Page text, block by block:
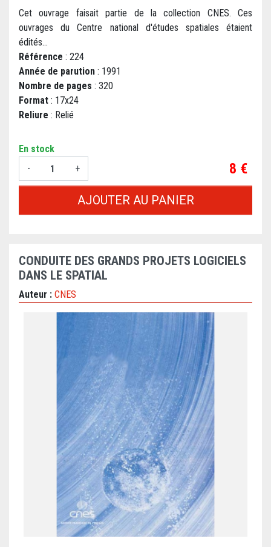
Cet ouvrage faisait partie de la collection CNES. Ces
ouvrages du Centre national d'études spatiales étaient
édités...
Référence : 224
Année de parution : 1991
Nombre de pages : 320
Format : 17x24
Reliure : Relié
En stock
-
+ Prix
8 €
AJOUTER AU PANIER
CONDUITE DES GRANDS PROJETS LOGICIELS
DANS LE SPATIAL
Auteur : CNES